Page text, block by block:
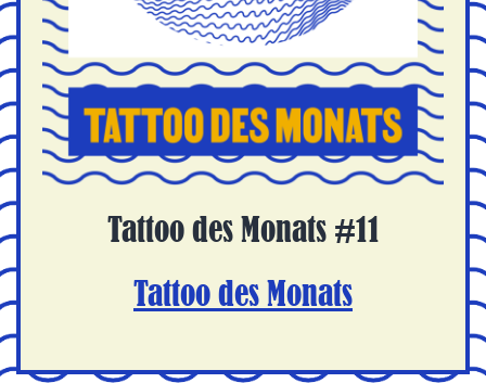
Tattoo des Monats #11
Tattoo des Monats